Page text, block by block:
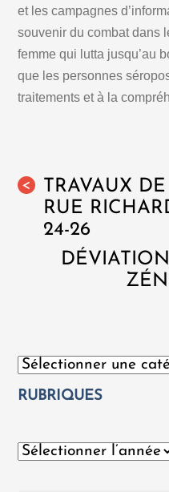
et les campagnes
souvenir du combat dans
femme qui lutta jusqu’au
que les personnes
traitements et à la
<
TRAVAUX
RUE
24-26
Catégories
RUBRIQUES
Archives